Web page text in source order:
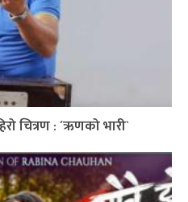
चित्रण : ´ऋणको भारी`